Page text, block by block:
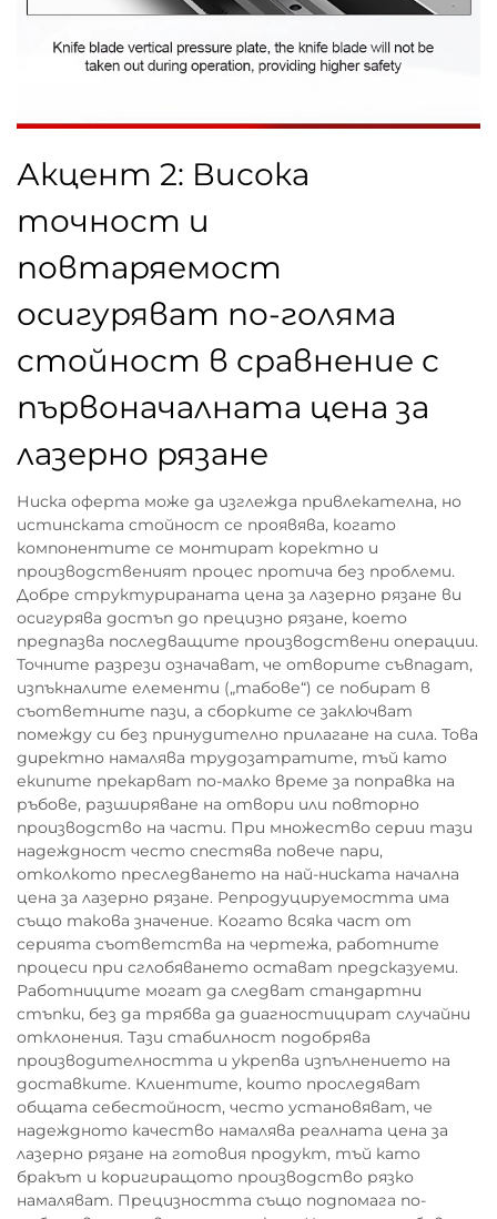
Акцент 2: Висока
точност и
повтаряемост
осигуряват по-голяма
стойност в сравнение с
първоначалната цена за
лазерно рязане
Ниска оферта може да изглежда привлекателна, но
истинската стойност се проявява, когато
компонентите се монтират коректно и
производственият процес протича без проблеми.
Добре структурираната цена за лазерно рязане ви
осигурява достъп до прецизно рязане, което
предпазва последващите производствени операции.
Точните разрези означават, че отворите съвпадат,
изпъкналите елементи („табове“) се побират в
съответните пази, а сборките се заключват
помежду си без принудително прилагане на сила. Това
директно намалява трудозатратите, тъй като
екипите прекарват по-малко време за поправка на
ръбове, разширяване на отвори или повторно
производство на части. При множество серии тази
надеждност често спестява повече пари,
отколкото преследването на най-ниската начална
цена за лазерно рязане. Репродуцируемостта има
също такова значение. Когато всяка част от
серията съответства на чертежа, работните
процеси при сглобяването остават предсказуеми.
Работниците могат да следват стандартни
стъпки, без да трябва да диагностицират случайни
отклонения. Тази стабилност подобрява
производителността и укрепва изпълнението на
доставките. Клиентите, които проследяват
общата себестойност, често установяват, че
надеждното качество намалява реалната цена за
лазерно рязане на готовия продукт, тъй като
бракът и коригиращото производство рязко
намаляват. Прецизността също подпомага по-